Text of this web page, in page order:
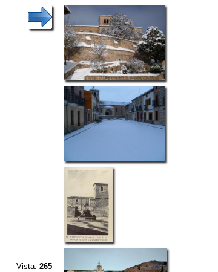
Vista:265